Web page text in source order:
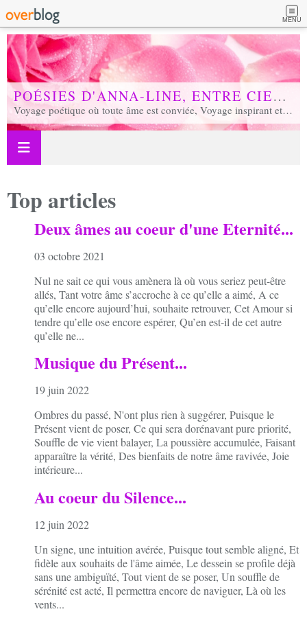
MENU
POÉSIES D'ANNA-LINE, ENTRE CIEL ET TERRE...
Voyage poétique où toute âme est conviée, Voyage inspirant et inspiré, Voyage en soi et d'unité, Voyage au coeur de notre réalité...
Top articles
Deux âmes au coeur d'une Eternité...
03 octobre 2021
Nul ne sait ce qui vous amènera là où vous seriez peut-être
allés, Tant votre âme s’accroche à ce qu’elle a aimé, A ce
qu’elle encore aujourd’hui, souhaite retrouver, Cet Amour si
tendre qu’elle ose encore espérer, Qu’en est-il de cet autre
qu’elle ne...
Musique du Présent...
19 juin 2022
Ombres du passé, N'ont plus rien à suggérer, Puisque le
Présent vient de poser, Ce qui sera dorénavant pure priorité,
Souffle de vie vient balayer, La poussière accumulée, Faisant
apparaître la vérité, Des bienfaits de notre âme ravivée, Joie
intérieure...
Au coeur du Silence...
12 juin 2022
Un signe, une intuition avérée, Puisque tout semble aligné, Et
fidèle aux souhaits de l'âme aimée, Le dessein se profile déjà
sans une ambiguïté, Tout vient de se poser, Un souffle de
sérénité est acté, Il permettra encore de naviguer, Là où les
vents...